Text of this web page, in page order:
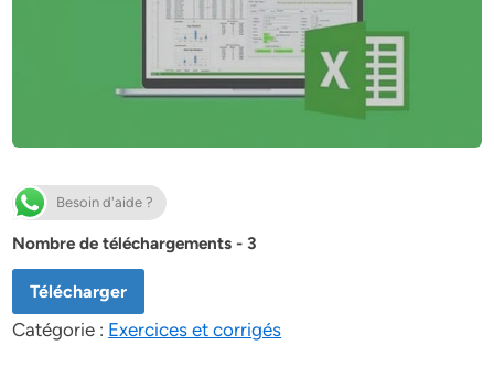
Besoin d'aide ?
Nombre de téléchargements - 3
Télécharger
Catégorie : Exercices et corrigés